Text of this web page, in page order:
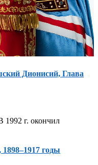
Дионисий, Глава
1992 г. окончил
годы